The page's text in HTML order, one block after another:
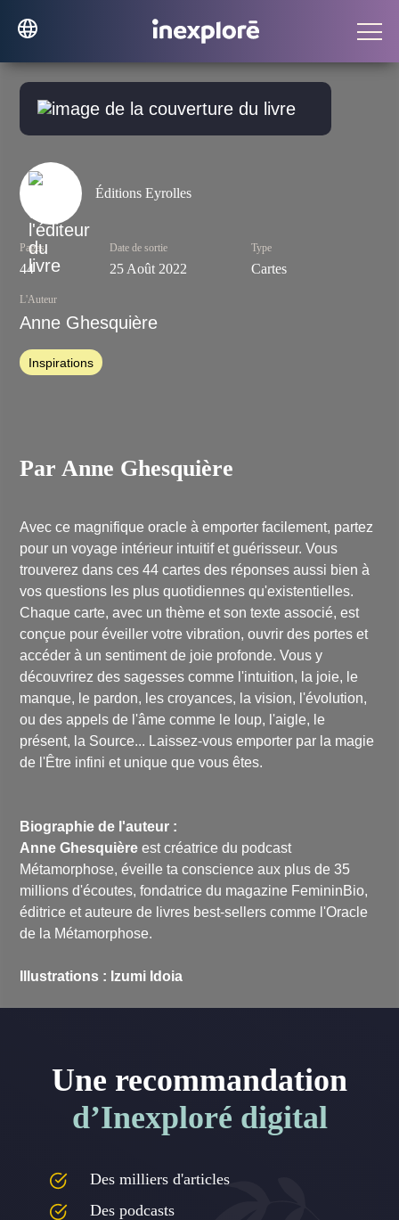
Éditions Eyrolles
Pages
44
Date de sortie
25 Août 2022
Type
Cartes
L'Auteur
Anne Ghesquière
Inspirations
Par Anne Ghesquière
Avec ce magnifique oracle à emporter facilement, partez
pour un voyage intérieur intuitif et guérisseur. Vous
trouverez dans ces 44 cartes des réponses aussi bien à
vos questions les plus quotidiennes qu'existentielles.
Chaque carte, avec un thème et son texte associé, est
conçue pour éveiller votre vibration, ouvrir des portes et
accéder à un sentiment de joie profonde. Vous y
découvrirez des sagesses comme l'intuition, la joie, le
manque, le pardon, les croyances, la vision, l'évolution,
ou des appels de l'âme comme le loup, l'aigle, le
présent, la Source... Laissez-vous emporter par la magie
de l'Être infini et unique que vous êtes.
Biographie de l'auteur :
Anne Ghesquière est créatrice du podcast
Métamorphose, éveille ta conscience aux plus de 35
millions d'écoutes, fondatrice du magazine FemininBio,
éditrice et auteure de livres best-sellers comme l'Oracle
de la Métamorphose.
Illustrations : Izumi Idoia
Une recommandation
d’Inexploré digital
Des milliers d'articles
Des podcasts